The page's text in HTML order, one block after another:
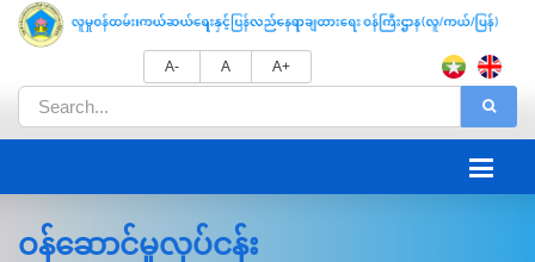
A- A A+
ဝန်ဆောင်မှုလုပ်ငန်း